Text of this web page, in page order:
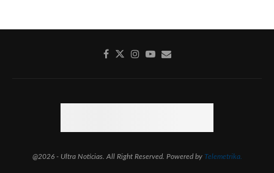
@2026 - Ultra Noticias. All Right Reserved. Powered by Telemetrika.